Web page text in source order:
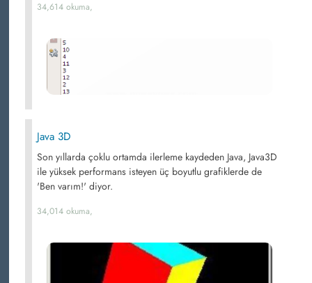
34,614 okuma,
Java 3D
Son yıllarda çoklu ortamda ilerleme kaydeden Java, Java3D
ile yüksek performans isteyen üç boyutlu grafiklerde de
'Ben varım!' diyor.
34,014 okuma,